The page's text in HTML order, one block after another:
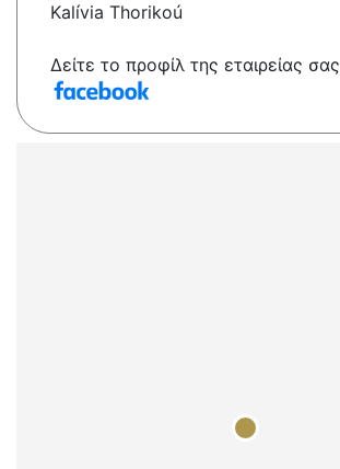
Kalívia Thorikoú
Δείτε το προφίλ της εταιρείας σας